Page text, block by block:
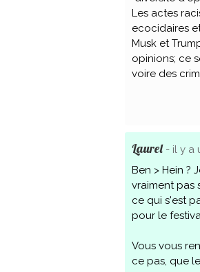
Les actes
ecocidaires
Musk et
opinions; ce
voire des
Laurel- il y a
Ben > Hein ?
vraiment pas
ce qui s'est
pour le
Vous vous
ce pas, que